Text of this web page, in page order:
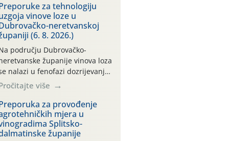
za tehnologiju
vinove loze u
neretvanskoj
(6. 8. 2026.)
području Dubrovačko-
županije vinova loza
nalazi u fenofazi dozrijevanja
BBCH 81 (početak
zrenja, šara) i BBCH 85
bobica). Vinova
ovu godinu, prolazi kroz
sušno i vrlo vruće
bez oborina ili vrlo
više
za provođenje
mjera u
Splitsko-
županije